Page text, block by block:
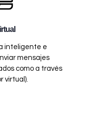
inteligente e
mensajes
como a través
virtual).